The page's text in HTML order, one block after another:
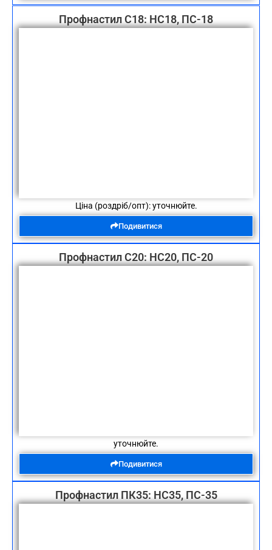
Профнастил С18: НС18, ПС-18
Ціна (роздріб/опт): уточнюйте.
Подивитися
Профнастил С20: НС20, ПС-20
уточнюйте.
Подивитися
Профнастил ПК35: НС35, ПС-35